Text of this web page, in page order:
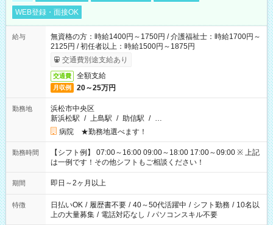
WEB登録・面接OK
給与
無資格の方：時給1400円～1750円 / 介護福祉士：時給1700円～
2125円 / 初任者以上：時給1500円～1875円
交通費別途支給あり
交通費 全額支給
月収例 20～25万円
勤務地
浜松市中央区
新浜松駅 / 上島駅 / 助信駅 / …
病院 ★勤務地選べます！
勤務時間
【シフト例】 07:00～16:00 09:00～18:00 17:00～09:00 ※ 上記
は一例です！その他シフトもご相談ください！
期間 即日～2ヶ月以上
特徴 日払いOK / 履歴書不要 / 40～50代活躍中 / シフト勤務 / 10名以
上の大量募集 / 電話対応なし / パソコンスキル不要